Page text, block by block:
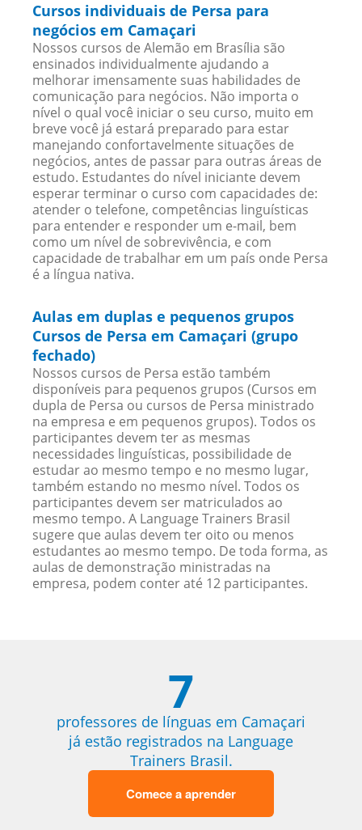
Cursos individuais de Persa para
negócios em Camaçari
Nossos cursos de Alemão em Brasília são
ensinados individualmente ajudando a
melhorar imensamente suas habilidades de
comunicação para negócios. Não importa o
nível o qual você iniciar o seu curso, muito em
breve você já estará preparado para estar
manejando confortavelmente situações de
negócios, antes de passar para outras áreas de
estudo. Estudantes do nível iniciante devem
esperar terminar o curso com capacidades de:
atender o telefone, competências linguísticas
para entender e responder um e-mail, bem
como um nível de sobrevivência, e com
capacidade de trabalhar em um país onde Persa
é a língua nativa.
Aulas em duplas e pequenos grupos
Cursos de Persa em Camaçari (grupo
fechado)
Nossos cursos de Persa estão também
disponíveis para pequenos grupos (Cursos em
dupla de Persa ou cursos de Persa ministrado
na empresa e em pequenos grupos). Todos os
participantes devem ter as mesmas
necessidades linguísticas, possibilidade de
estudar ao mesmo tempo e no mesmo lugar,
também estando no mesmo nível. Todos os
participantes devem ser matriculados ao
mesmo tempo. A Language Trainers Brasil
sugere que aulas devem ter oito ou menos
estudantes ao mesmo tempo. De toda forma, as
aulas de demonstração ministradas na
empresa, podem conter até 12 participantes.
7
professores de línguas em Camaçari
já estão registrados na Language
Trainers Brasil.
Comece a aprender